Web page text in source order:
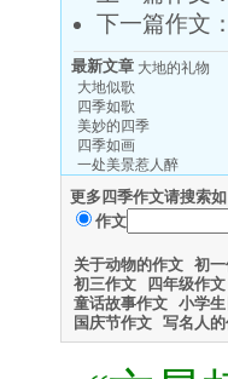
下一篇作文
最新文章 大地的礼物
大地似歌
四季如歌
美妙的四季
四季如画
一处美景惹人醉
更多四季作文请搜索
作文
关于动物的作文 初
初三作文
四年级作文
童话故事作文 小学
国庆节作文 写名人